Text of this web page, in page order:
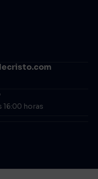
16:00 horas